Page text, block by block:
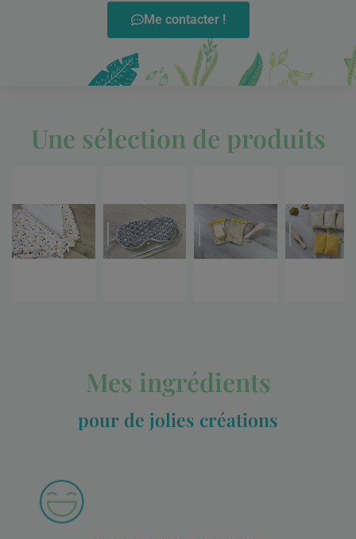
Me contacter !
Une sélection de produits
Mes ingrédients
pour de jolies créations